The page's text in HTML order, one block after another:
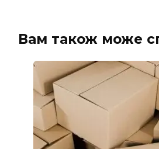
Вам також може